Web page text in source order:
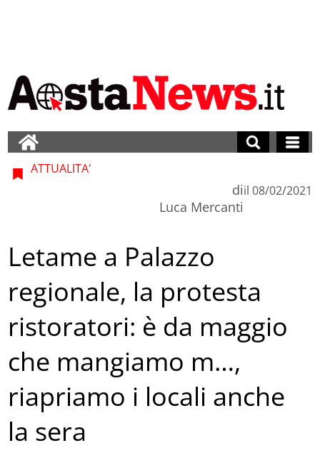
ATTUALITA'
di
Luca Mercanti
il 08/02/2021
Letame a Palazzo
regionale, la protesta
ristoratori: è da maggio
che mangiamo m…,
riapriamo i locali anche
la sera